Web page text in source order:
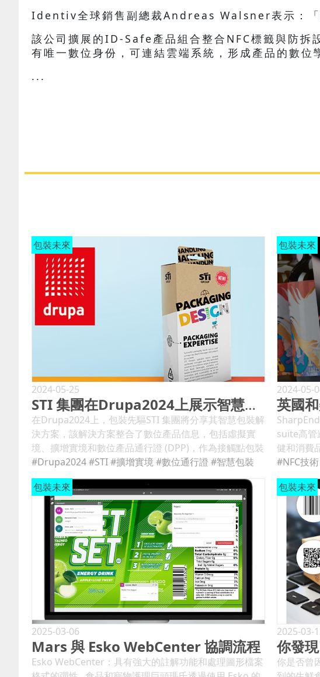
Identiv全球銷售副總裁Andreas Walsner表示：「
該公司擴展的ID-Safe產品組合整合NFC標籤與防拆
有唯一數位身份，可連結雲端系統，形成產品的數位
...
包裝未來
2024-05-25
STI 集團在Drupa2024上展示智慧包裝
在Drupa2024上，包裝先驅STI 集團將分享其智慧包裝解
決方案，該解決方案整合了數位產品信息，包括虛擬實
境、擴增實境和數位產品通行證 (DPP)，作為接觸點包裝
(drupa tpp) 的一部分。 德魯巴接觸點包裝將匯集整個價
值鏈（從設計師到品牌製造商）的折疊盒專家。該聯合展
位由 epda（歐洲品牌與包裝設計協會）協調，將展示互
聯包裝、循環經濟和立法等領域的前瞻性解決方案。 具
有附加價值的程式碼 作為歐洲綠色協議的一部分，DPP
將逐漸成為某些產品類別的強制性要求。電器將是最先受
到影響的行業之一，其次是紡織品、玩具和化妝品。
DPP 旨在幫助促進循環經濟，因為它將包含環境數據。
當消費者掃描包裝上的代碼時，他們可以存取製造商和原
產地等詳細資訊；產品成分、材料和性能；可回收性和環
境影響。 如果在包裝上使用動態程式碼，則底層資料不
僅易於更新，還可以根據使用者的位置、語言、時間和任
何其他相關參數進行自訂。動態程式碼可以是多功能的，
例如，它們可以將DPP與GS1數位鏈路結合起來，以便零
售供應鏈可以存取物流資料。 目前直接列印在包裝上的
幾乎所有資訊都可以使用 info.link 中的動態多用途程式
#Drupa2024#STI#擴增實境#數位通行證 #智慧包裝
包裝未來
2024-05-
英國
suite高管
健和消費
過連接體
接包裝對
術直接
牌願意
費用，
產品的
決方案
接包裝
費品（
驗的意
訪者表
飲料行業
支付費用
行業在使
（60%）
#NFC技術
包裝未來
2025-03-06
Mars 與 Esko WebCenter 協調流程
Esko WebCenter：具有強大的註解功能和處理圖形檔案
包裝未來
2025-03-
你是否曾